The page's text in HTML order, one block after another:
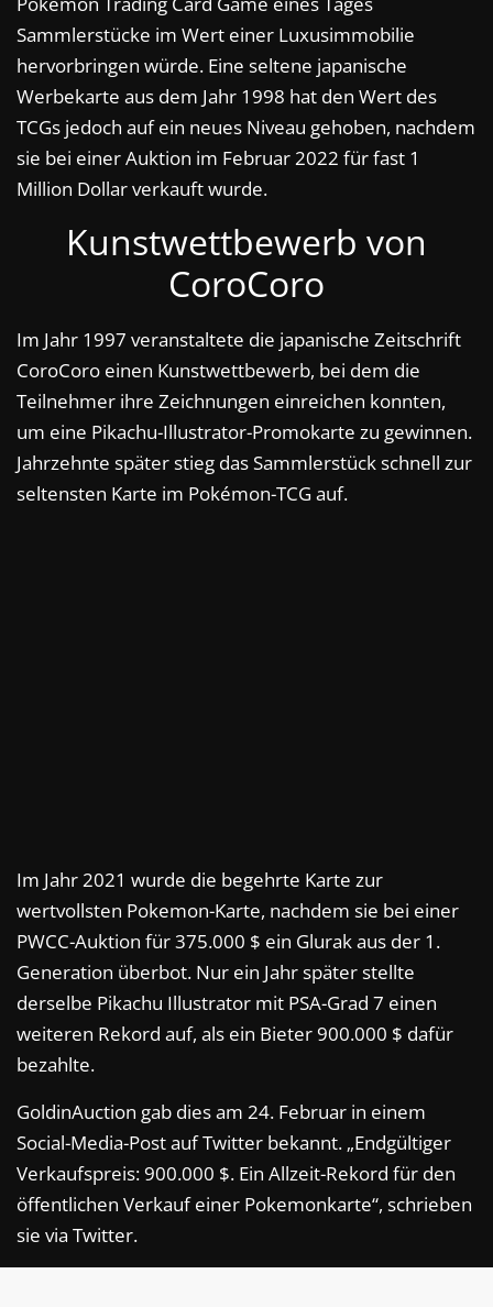
Sammlerstücke im Wert einer Luxusimmobilie
hervorbringen würde. Eine seltene japanische
Werbekarte aus dem Jahr 1998 hat den Wert des
TCGs jedoch auf ein neues Niveau gehoben, nachdem
sie bei einer Auktion im Februar 2022 für fast 1
Million Dollar verkauft wurde.
Kunstwettbewerb von
CoroCoro
Im Jahr 1997 veranstaltete die japanische Zeitschrift
CoroCoro einen Kunstwettbewerb, bei dem die
Teilnehmer ihre Zeichnungen einreichen konnten,
um eine Pikachu-Illustrator-Promokarte zu gewinnen.
Jahrzehnte später stieg das Sammlerstück schnell zur
seltensten Karte im Pokémon-TCG auf.
Im Jahr 2021 wurde die begehrte Karte zur
wertvollsten Pokemon-Karte, nachdem sie bei einer
PWCC-Auktion für 375.000 $ ein Glurak aus der 1.
Generation überbot. Nur ein Jahr später stellte
derselbe Pikachu Illustrator mit PSA-Grad 7 einen
weiteren Rekord auf, als ein Bieter 900.000 $ dafür
bezahlte.
GoldinAuction gab dies am 24. Februar in einem
Social-Media-Post auf Twitter bekannt. „Endgültiger
Verkaufspreis: 900.000 $. Ein Allzeit-Rekord für den
öffentlichen Verkauf einer Pokemonkarte“, schrieben
sie via Twitter.